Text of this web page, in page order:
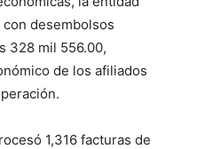
desembolsos
328 mil 556.00,
de los afiliados
1,316 facturas de